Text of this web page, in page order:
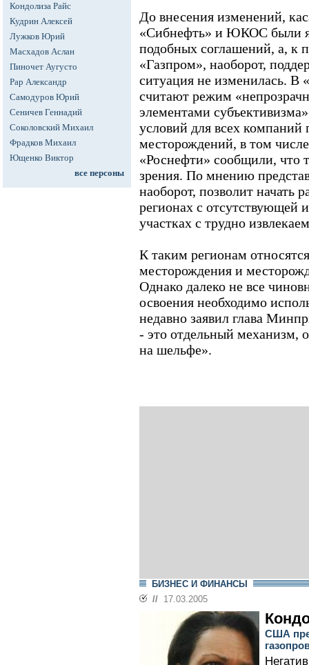
Кондолиза Райс
Кудрин Алексей
Лужков Юрий
Масхадов Аслан
Пиночет Аугусто
Рар Александр
Самодуров Юрий
Сеничев Геннадий
Соколовский Михаил
Фрадков Михаил
Ющенко Виктор
все персоны
До внесения изменений,
«Сибнефть» и ЮКОС были
подобных соглашений, а, к
«Газпром», наоборот,
ситуация не изменилась.
считают режим
элементами
условий для всех компаний
месторождений, в том
«Роснефти» сообщили, что
зрения. По мнению
наоборот, позволит начать
регионах с отсутствующей
участках с трудно
К таким регионам
месторождения и
Однако далеко не все
освоения необходимо
недавно заявил глава
- это отдельный механизм,
на шельфе».
БИЗНЕС И ФИНАНСЫ
// 17.03.2005
США